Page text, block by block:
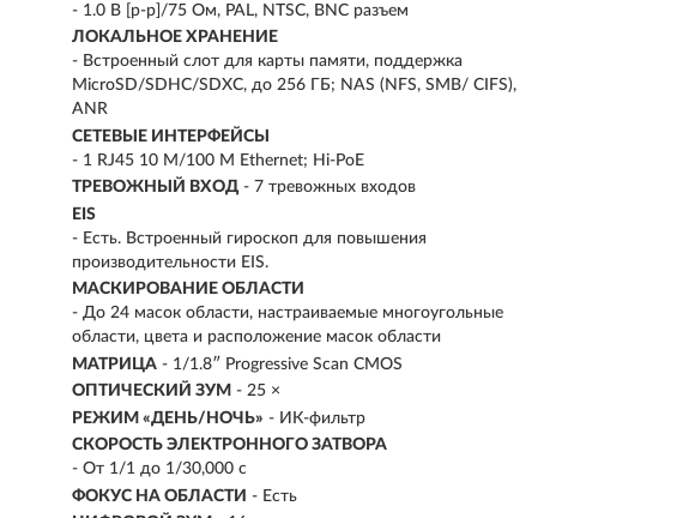
- 1.0 В [p-p]/75 Ом, PAL, NTSC, BNC разъем
ЛОКАЛЬНОЕ ХРАНЕНИЕ
- Встроенный слот для карты памяти, поддержка
MicroSD/SDHC/SDXC, до 256 ГБ; NAS (NFS, SMB/ CIFS),
ANR
СЕТЕВЫЕ ИНТЕРФЕЙСЫ
- 1 RJ45 10 M/100 M Ethernet; Hi-PoE
ТРЕВОЖНЫЙ ВХОД - 7 тревожных входов
EIS
- Есть. Встроенный гироскоп для повышения
производительности EIS.
МАСКИРОВАНИЕ ОБЛАСТИ
- До 24 масок области, настраиваемые многоугольные
области, цвета и расположение масок области
МАТРИЦА - 1/1.8″ Progressive Scan CMOS
ОПТИЧЕСКИЙ ЗУМ - 25 ×
РЕЖИМ «ДЕНЬ/НОЧЬ» - ИК-фильтр
СКОРОСТЬ ЭЛЕКТРОННОГО ЗАТВОРА
- От 1/1 до 1/30,000 с
ФОКУС НА ОБЛАСТИ - Есть